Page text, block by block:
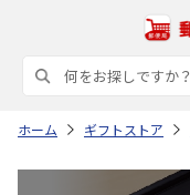
ホーム ギフトストア